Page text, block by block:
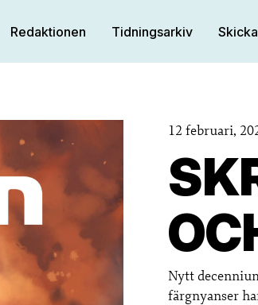
Redaktionen Tidningsarkiv
12 februari,
Nytt
färgnyanser